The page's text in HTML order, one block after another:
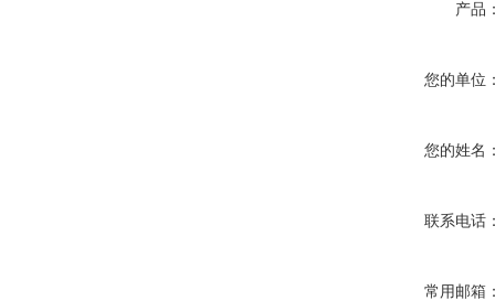
产品
您的单位
您的姓名
联系电话
常用邮箱